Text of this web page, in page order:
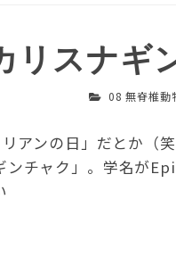
リスナギ
08 無脊椎動
アンの日」だとか（
ンチャク」。学名が